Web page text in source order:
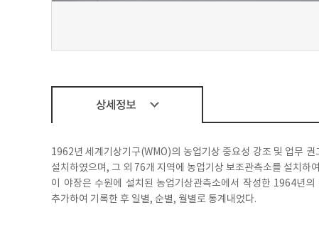
상세정보
1962년 세계기상기구(WMO)의 농업기상 중요성 강조 및 업무
설치하였으며, 그 외 76개 지역에 농업기상 보조관측소를 설치하
이 야장은 수원에 설치된 농업기상관측소에서 작성한 1964년
추가하여 기록한 후 일별, 순별, 월별로 통계내었다.